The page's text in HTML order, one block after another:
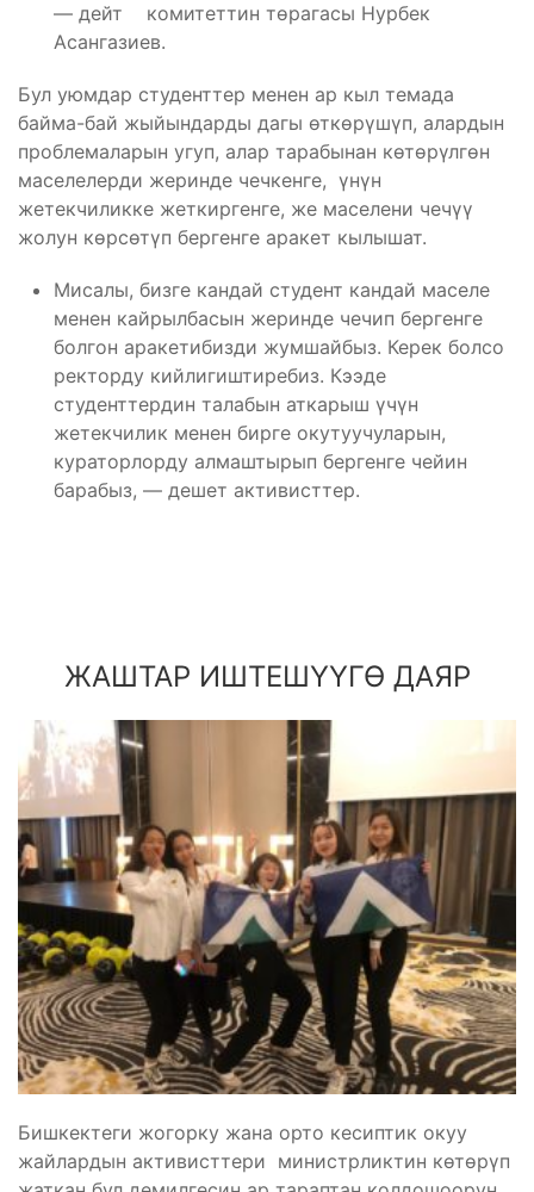
— дейт комитеттин төрагасы Нурбек
Асангазиев.
Бул уюмдар студенттер менен ар кыл темада
байма-бай жыйындарды дагы өткөрүшүп, алардын
проблемаларын угуп, алар тарабынан көтөрүлгөн
маселелерди жеринде чечкенге, үнүн
жетекчиликке жеткиргенге, же маселени чечүү
жолун көрсөтүп бергенге аракет кылышат.
Мисалы, бизге кандай студент кандай маселе
менен кайрылбасын жеринде чечип бергенге
болгон аракетибизди жумшайбыз. Керек болсо
ректорду кийлигиштиребиз. Кээде
студенттердин талабын аткарыш үчүн
жетекчилик менен бирге окутуучуларын,
кураторлорду алмаштырып бергенге чейин
барабыз, — дешет активисттер.
ЖАШТАР ИШТЕШҮҮГӨ ДАЯР
Бишкектеги жогорку жана орто кесиптик окуу
жайлардын активисттери министрликтин көтөрүп